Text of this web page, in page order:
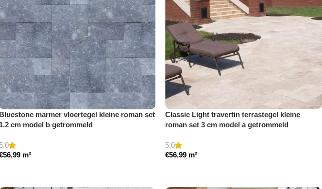
Bluestone marmer vloertegel kleine roman set
1.2 cm model b getrommeld
5.0
56,99 m²
Classic Light travertin terrastegel kleine
roman set 3 cm model a getrommeld
5.0
€56,99 m²